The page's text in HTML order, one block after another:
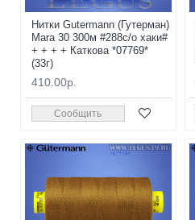
Нитки Gutermann (Гутерман)
Mara 30 300м #288с/о хаки#
+ + + + Каткова *07769*
(33г)
410.00р.
Сообщить